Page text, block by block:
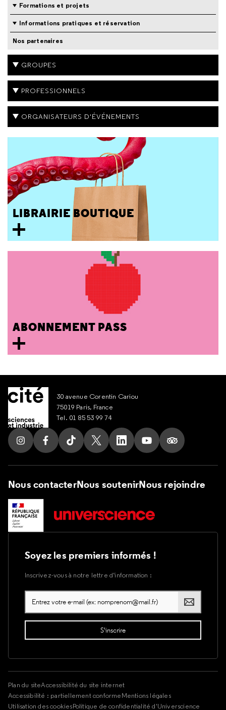
Formations et projets
Informations pratiques et réservation
Nos partenaires
GROUPES
PROFESSIONNELS
ORGANISATEURS D'ÉVÉNEMENTS
LIBRAIRIE BOUTIQUE
ABONNEMENT PASS
30 avenue Corentin Cariou
75019 Paris, France
Tel. 01 85 53 99 74
Suivez nous sur Instagram
Suivez nous sur Facebook
Suivez nous sur Tik Tok
Suivez nous sur X
Suivez nous sur LinkedIn
Suivez nous sur
Suivez nous
Nous contacterNous soutenirNous rejoindre
Soyez les premiers informés !
Inscrivez-vous à notre lettre d’information :
Plan du siteAccessibilité du site internet
Accessibilité : partiellement conformeMentions légales
Utilisation des cookiesPolitique de confidentialité d'Universcience